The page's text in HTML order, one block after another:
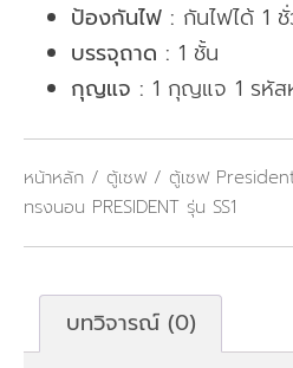
ป้องกันไฟ : กันไฟได้ 1
บรรจุถาด : 1 ชั้น
กุญแจ : 1 กุญแจ 1 รหัส
หน้าหลัก / ตู้เซฟ/ ตู้เซฟ
ทรงนอน PRESIDENT รุ่น SS1
บทวิจารณ์ (0)